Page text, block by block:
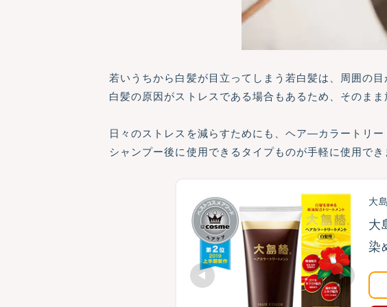
若いうちから白髪が目立ってしまう若白髪は、周囲の
白髪の原因がストレスである場合もあるため、そのま
日々のストレスを減らすためにも、ヘア―カラートリー
シャンプー後に使用できるタイプものが手軽に使用でき
大
大
染